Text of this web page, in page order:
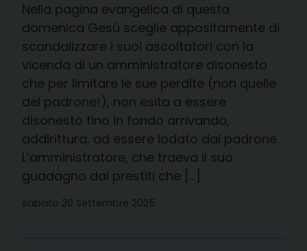
Nella pagina evangelica di questa
domenica Gesù sceglie appositamente di
scandalizzare i suoi ascoltatori con la
vicenda di un amministratore disonesto
che per limitare le sue perdite (non quelle
del padrone!), non esita a essere
disonesto fino in fondo arrivando,
addirittura, ad essere lodato dal padrone.
L’amministratore, che traeva il suo
guadagno dai prestiti che […]
sabato 20 Settembre 2025